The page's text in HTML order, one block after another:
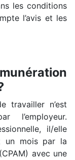
les conditions
l’avis et les
travailler n’est
l’employeur.
il/elle
un mois par la
avec une